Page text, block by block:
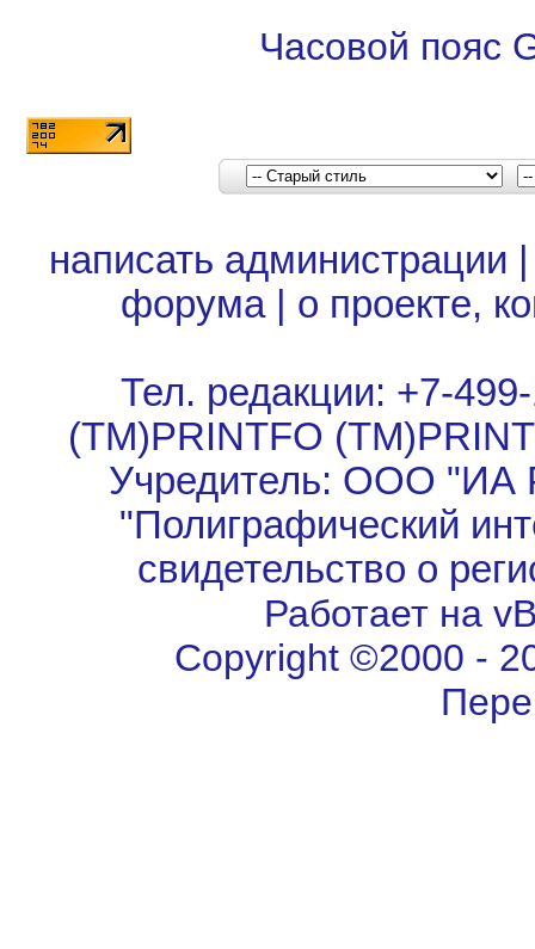
Часовой пояс
написать администрации
форума| о проекте,
Тел. редакции: +7-
(TM)PRINTFO
Учредитель: ООО "ИА
"Полиграфический
свидетельство о
Работает на
Copyright ©2000 -